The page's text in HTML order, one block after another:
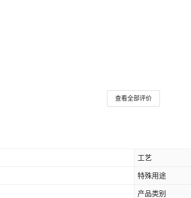
查看全部评价
工艺
特殊用途
产品类别